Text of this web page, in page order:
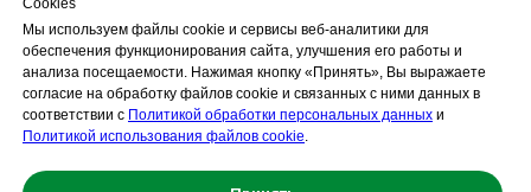
Сookies
Мы используем файлы cookie и сервисы веб-аналитики для
обеспечения функционирования сайта, улучшения его работы и
анализа посещаемости. Нажимая кнопку «Принять», Вы выражаете
согласие на обработку файлов cookie и связанных с ними данных в
соответствии с Политикой обработки персональных данных и
Политикой использования файлов cookie.